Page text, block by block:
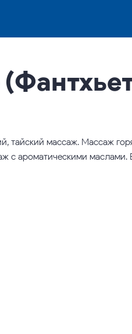
тайский массаж. Массаж
с ароматическими маслами.